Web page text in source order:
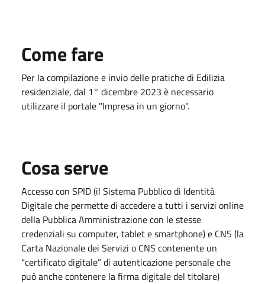
Come fare
Per la compilazione e invio delle pratiche di Edilizia
residenziale, dal 1° dicembre 2023 è necessario
utilizzare il portale "Impresa in un giorno".
Cosa serve
Accesso con SPID (il Sistema Pubblico di Identità
Digitale che permette di accedere a tutti i servizi online
della Pubblica Amministrazione con le stesse
credenziali su computer, tablet e smartphone) e CNS (la
Carta Nazionale dei Servizi o CNS contenente un
“certificato digitale” di autenticazione personale che
può anche contenere la firma digitale del titolare)